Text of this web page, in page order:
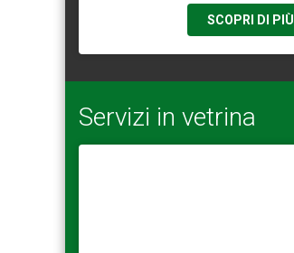
SCOPRI DI PIÙ
Servizi in vetrina